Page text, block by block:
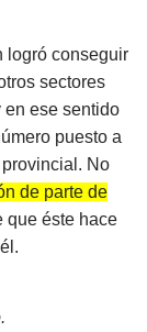
logró conseguir
sectores
en ese sentido
puesto a
No
de parte de
que éste hace
.